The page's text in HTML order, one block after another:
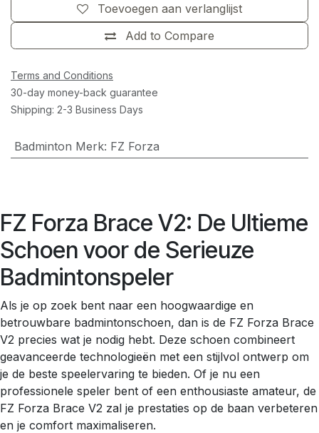
Add to Compare
Toevoegen aan verlanglijst
Terms and Conditions
30-day money-back guarantee
Shipping: 2-3 Business Days
Badminton Merk: FZ Forza
FZ Forza Brace V2: De Ultieme
Schoen voor de Serieuze
Badmintonspeler
Als je op zoek bent naar een hoogwaardige en
betrouwbare badmintonschoen, dan is de FZ Forza Brace
V2 precies wat je nodig hebt. Deze schoen combineert
geavanceerde technologieën met een stijlvol ontwerp om
je de beste speelervaring te bieden. Of je nu een
professionele speler bent of een enthousiaste amateur, de
FZ Forza Brace V2 zal je prestaties op de baan verbeteren
en je comfort maximaliseren.